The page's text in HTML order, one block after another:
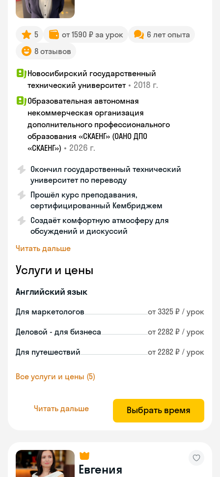
5 от 1590 ₽ за урок
6 лет опыта
8 отзывов
Новосибирский государственный
технический университет • 2018 г.
Образовательная автономная
некоммерческая организация
дополнительного профессионального
образования «СКАЕНГ» (ОАНО ДПО
«СКАЕНГ») • 2026 г.
Окончил государственный технический
университет по переводу
Прошёл курс преподавания,
сертифицированный Кембриджем
Создаёт комфортную атмосферу для
обсуждений и дискуссий
Читать дальше
Услуги и цены
Английский язык
Для маркетологов от 3325 ₽ / урок
Деловой - для бизнеса от 2282 ₽ / урок
Для путешествий от 2282 ₽ / урок
Все услуги и цены (5)
Читать дальше Выбрать время
Евгения